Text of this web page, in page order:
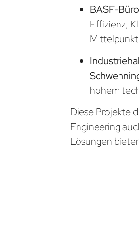
BASF-
Effizienz,
hohem
Diese Projekte
Engineering
Lösungen